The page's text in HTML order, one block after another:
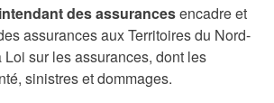
des assurancesencadre et
assurances aux Territoires du Nord-
sur les assurances, dont les
sinistres et dommages.